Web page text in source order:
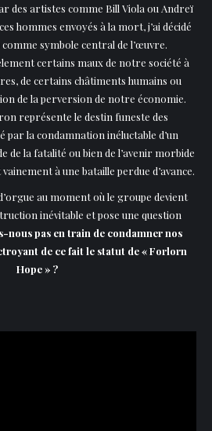
des artistes comme Bill Viola ou Andreï
hommes envoyés à la mort, j’ai décidé
symbole central de l’œuvre.
certains maux de notre société à
de certains châtiments humains ou
de la perversion de notre économie.
représente le destin funeste des
la condamnation inéluctable d’un
de la fatalité ou bien de l’avenir morbide
à une bataille perdue d’avance.
au moment où le groupe devient
inévitable et pose une question
nous pas en train de condamner nos
de ce fait le statut de « Forlorn
Hope » ?